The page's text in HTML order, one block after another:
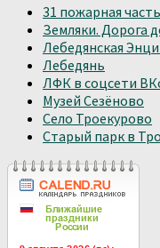
31 пожарная часть
Земляки. Дорога
Лебедянская
Лебедянь
ЛФК в соцсети
Музей Сезёново
Село Троекурово
Старый парк в